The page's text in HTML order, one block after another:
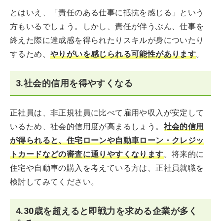
とはいえ、「責任のある仕事に抵抗を感じる」という
方もいるでしょう。しかし、責任が伴うぶん、仕事を
終えた際に達成感を得られたりスキルが身についたり
するため、 やりがいを感じられる可能性があります。
3.社会的信用を得やすくなる
正社員は、非正規社員に比べて雇用や収入が安定して
いるため、社会的信用度が高まるしょう。 社会的信用
が得られると、住宅ローンや自動車ローン・クレジッ
トカードなどの審査に通りやすくなります。将来的に
住宅や自動車の購入を考えている方は、正社員就職を
検討してみてください。
4.30歳を超えると即戦力を求める企業が多く